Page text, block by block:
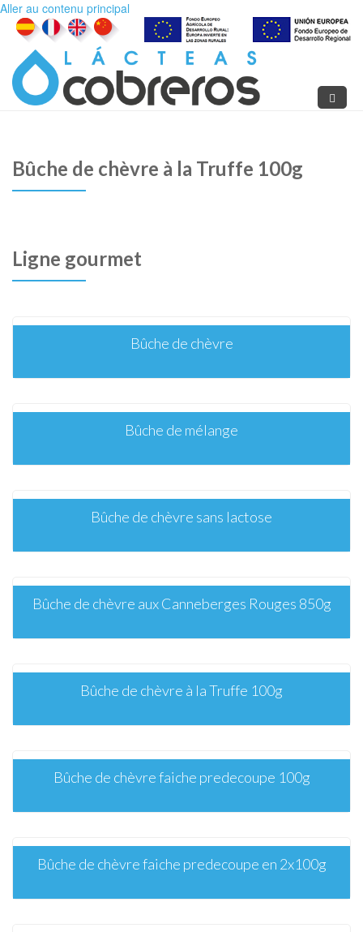
Aller au contenu principal
Bûche de chèvre à la Truffe 100g
Ligne gourmet
Bûche de chèvre
Bûche de mélange
Bûche de chèvre sans lactose
Bûche de chèvre aux Canneberges Rouges 850g
Bûche de chèvre à la Truffe 100g
Bûche de chèvre faiche predecoupe 100g
Bûche de chèvre faiche predecoupe en 2x100g